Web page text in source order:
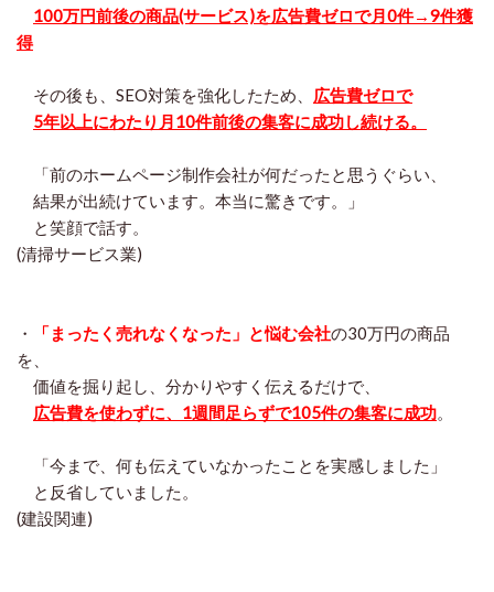
100万円前後の商品(サービス)を広告費ゼロで月0件→9件獲
得
その後も、SEO対策を強化したため、 広告費ゼロで
5年以上にわたり月10件前後の集客に成功し続ける。
「前のホームページ制作会社が何だったと思うぐらい、
結果が出続けています。本当に驚きです。」
と笑顔で話す。
(清掃サービス業)
・ 「まったく売れなくなった」と悩む会社の30万円の商品
を、
価値を掘り起し、分かりやすく伝えるだけで、
広告費を使わずに、1週間足らずで105件の集客に成功。
「今まで、何も伝えていなかったことを実感しました」
と反省していました。
(建設関連)